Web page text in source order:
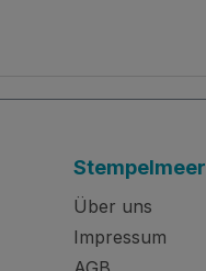
Stempelmeer
Über uns
Impressum